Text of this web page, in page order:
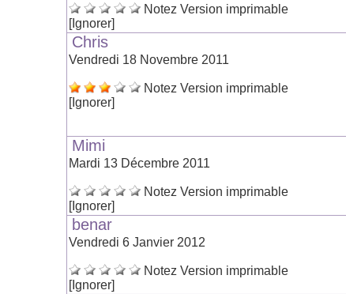
Notez Version imprimable
[Ignorer]
Chris
Vendredi 18 Novembre 2011
Notez Version imprimable
[Ignorer]
Mimi
Mardi 13 Décembre 2011
Notez Version imprimable
[Ignorer]
benar
Vendredi 6 Janvier 2012
Notez Version imprimable
[Ignorer]